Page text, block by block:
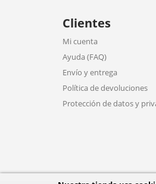
Clientes
Mi cuenta
Ayuda (FAQ)
Envío y entrega
Política de devoluciones
Protección de datos y